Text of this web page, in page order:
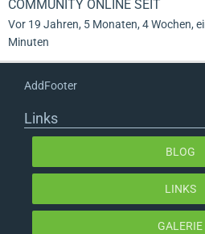
COMMUNITY ONLINE SEIT
Vor 19 Jahren, 5 Monaten, 4 Wochen,
Minuten
AddFooter
Links
BLOG
LINKS
GALERIE